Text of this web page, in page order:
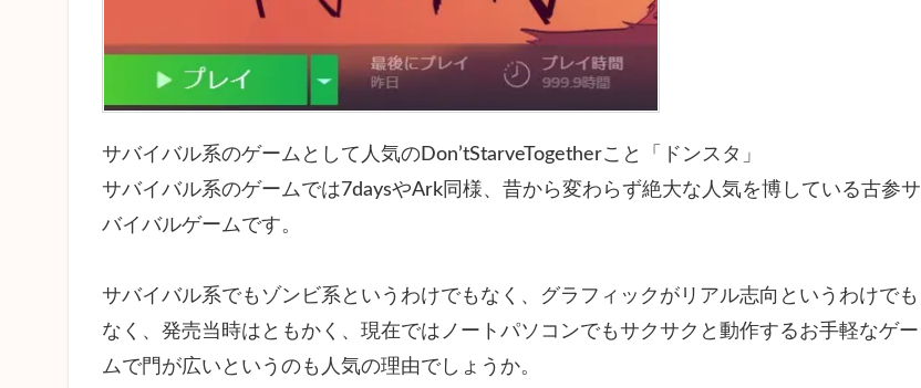
4
すめ
Tropical
Experience
Biome
4.2
Grobal
サバイバル系のゲームとして人気のDon’tStarveTogetherこと「ドンスタ」
サバイバル系のゲームでは7daysやArk同様、昔から変わらず絶大な人気を博している古参サ
バイバルゲームです。
サバイバル系でもゾンビ系というわけでもなく、グラフィックがリアル志向というわけでも
なく、発売当時はともかく、現在ではノートパソコンでもサクサクと動作するお手軽なゲー
ムで門が広いというのも人気の理由でしょうか。